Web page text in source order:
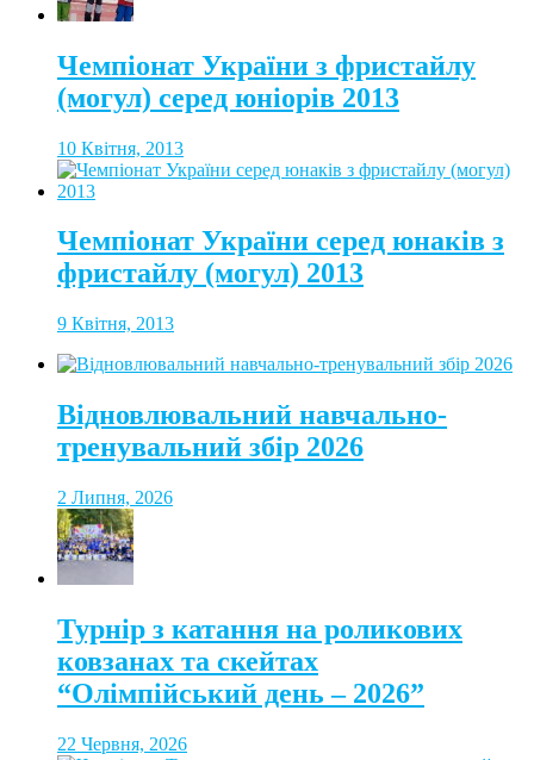
Чемпіонат України з фристайлу
(могул) серед юніорів 2013
10 Квітня, 2013
Чемпіонат України серед юнаків з
фристайлу (могул) 2013
9 Квітня, 2013
Відновлювальний навчально-
тренувальний збір 2026
2 Липня, 2026
Турнір з катання на роликових
ковзанах та скейтах
“Олімпійський день – 2026”
22 Червня, 2026